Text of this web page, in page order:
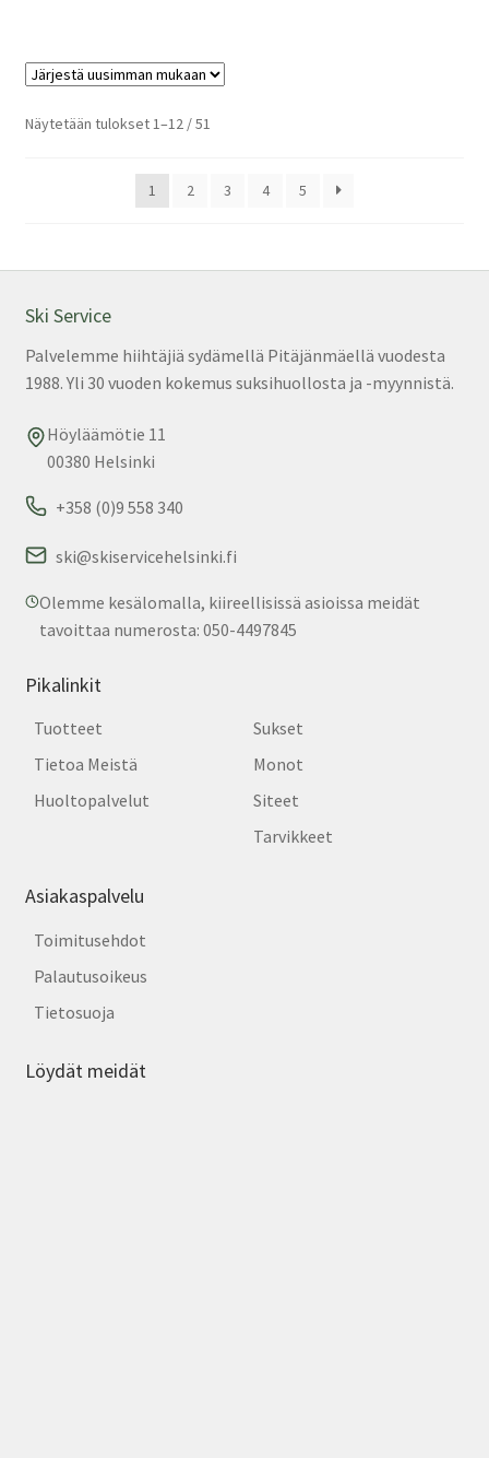
Näytetään tulokset 1–12 / 51
1
2 3 4 5
Ski Service
Palvelemme hiihtäjiä sydämellä Pitäjänmäellä vuodesta
1988. Yli 30 vuoden kokemus suksihuollosta ja -myynnistä.
Höyläämötie 11
00380 Helsinki
+358 (0)9 558 340
ski@skiservicehelsinki.fi
Olemme kesälomalla, kiireellisissä asioissa meidät
tavoittaa numerosta: 050-4497845
Pikalinkit
Tuotteet
Tietoa Meistä
Huoltopalvelut
Sukset
Monot
Siteet
Tarvikkeet
Asiakaspalvelu
Toimitusehdot
Palautusoikeus
Tietosuoja
Löydät meidät